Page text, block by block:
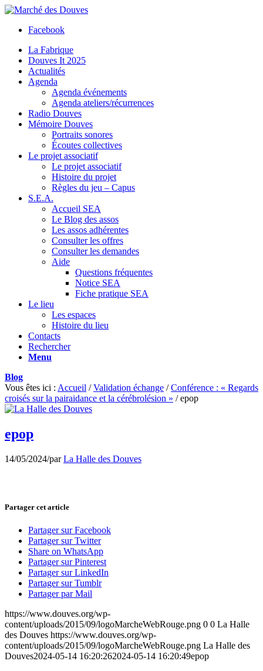
Facebook
La Fabrique
Douves It 2025
Actualités
Agenda
Agenda événements
Agenda ateliers/récurrences
Radio Douves
Mémoire Douves
Portraits sonores
Écoutes collectives
Le projet associatif
Le projet associatif
Histoire du projet
Règles du jeu – Capus
S.E.A.
Accueil SEA
Le Blog des assos
Les assos adhérentes
Consulter les offres
Consulter les demandes
Aide
Questions fréquentes
Notice SEA
Fiche pratique SEA
Le lieu
Les espaces
Histoire du lieu
Contacts
Rechercher
Menu
Blog
Vous êtes ici : Accueil / Validation échange / Conférence : « Regards
croisés sur la pairaidance et la cérébrolésion » / epop
epop
14/05/2024/parLa Halle des Douves
Partager cet article
Partager sur Facebook
Partager sur Twitter
Share on WhatsApp
Partager sur Pinterest
Partager sur LinkedIn
Partager sur Tumblr
Partager par Mail
https://www.douves.org/wp-
content/uploads/2015/09/logoMarcheWebRouge.png 0 0 La Halle
des Douves https://www.douves.org/wp-
content/uploads/2015/09/logoMarcheWebRouge.png La Halle des
Douves2024-05-14 16:20:262024-05-14 16:20:49epop